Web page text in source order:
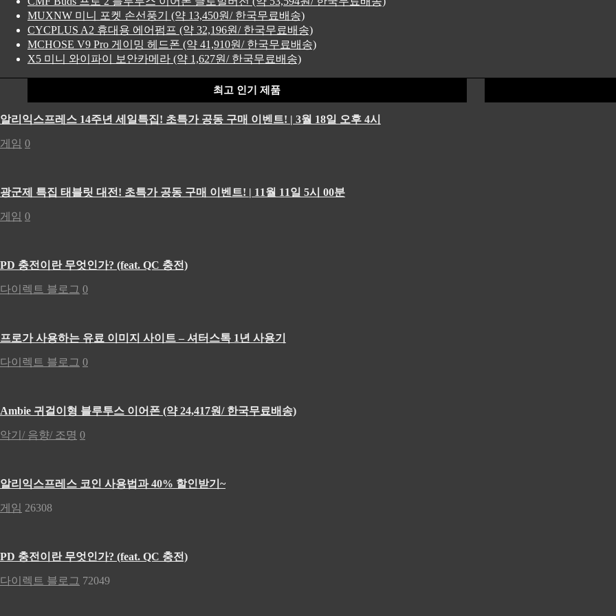
MUXNW 미니 포켓 손선풍기 (약 13,450원/ 한국무료배송)
CYCPLUS A2 휴대용 에어펌프 (약 32,196원/ 한국무료배송)
MCHOSE V9 Pro 게이밍 헤드폰 (약 41,910원/ 한국무료배송)
X5 미니 와이파이 보안카메라 (약 1,627원/ 한국무료배송)
최고 인기 제품
알리익스프레스 14주년 세일특집! 초특가 공동 구매 이벤트! | 3월 18일 오후 4시
게임 0
광군제 특집 태블릿 대전! 초특가 공동 구매 이벤트! | 11월 11일 5시 00분
게임 0
PD 충전이란 무엇인가? (feat. QC 충전)
다이렉트 블로그 0
프로가 사용하는 유료 이미지 사이트 – 셔터스톡 1년 사용기
다이렉트 블로그 0
Ambie 귀걸이형 블루투스 이어폰 (약 24,417원/ 한국무료배송)
악기/ 음향/ 조명 0
알리익스프레스 코인 사용법과 40% 할인받기~
게임 26308
PD 충전이란 무엇인가? (feat. QC 충전)
다이렉트 블로그 72049